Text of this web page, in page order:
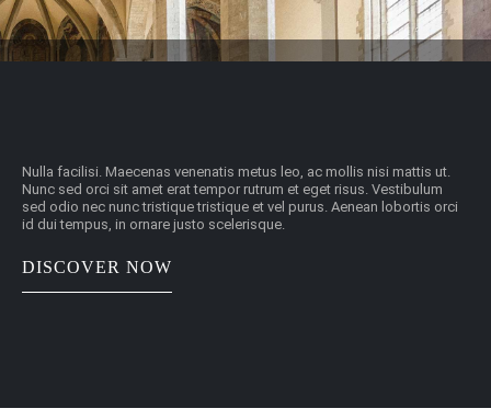
Nulla facilisi. Maecenas venenatis metus leo, ac mollis nisi mattis ut.
Nunc sed orci sit amet erat tempor rutrum et eget risus. Vestibulum
sed odio nec nunc tristique tristique et vel purus. Aenean lobortis orci
id dui tempus, in ornare justo scelerisque.
DISCOVER NOW